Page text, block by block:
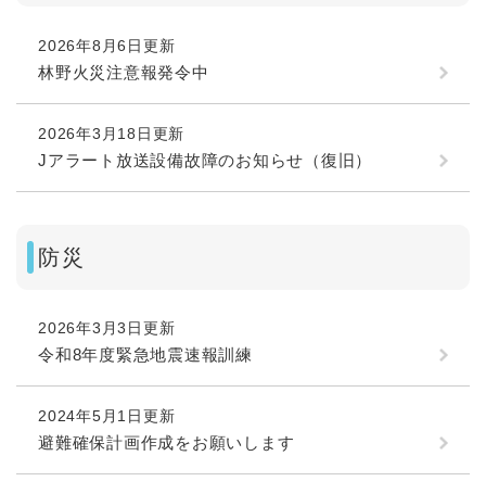
2026年8月6日更新
林野火災注意報発令中
2026年3月18日更新
Jアラート放送設備故障のお知らせ（復旧）
防災
2026年3月3日更新
令和8年度緊急地震速報訓練
2024年5月1日更新
避難確保計画作成をお願いします